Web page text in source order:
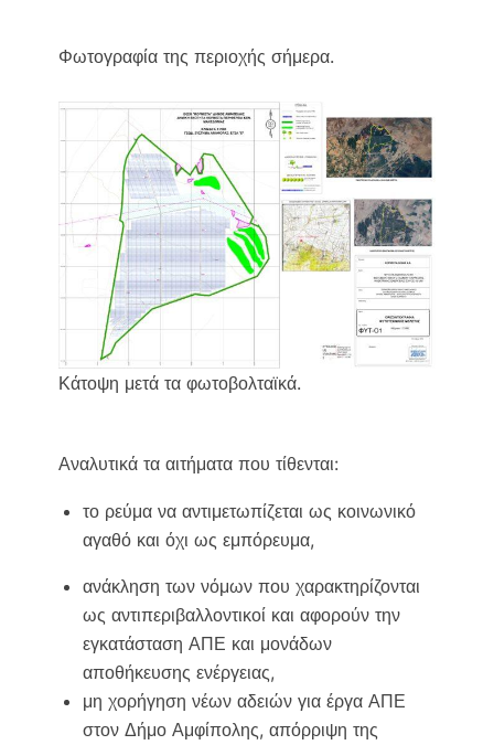
Φωτογραφία της περιοχής σήμερα.
Κάτοψη μετά τα φωτοβολταϊκά.
Αναλυτικά τα αιτήματα που τίθενται:
το ρεύμα να αντιμετωπίζεται ως κοινωνικό
αγαθό και όχι ως εμπόρευμα,
ανάκληση των νόμων που χαρακτηρίζονται
ως αντιπεριβαλλοντικοί και αφορούν την
εγκατάσταση ΑΠΕ και μονάδων
αποθήκευσης ενέργειας,
μη χορήγηση νέων αδειών για έργα ΑΠΕ
στον Δήμο Αμφίπολης, απόρριψη της